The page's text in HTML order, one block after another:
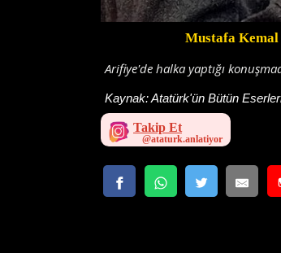
Mustafa
Arifiye'de halka yaptığı
Kaynak:Atatürk'ün Bütün
Takip Et